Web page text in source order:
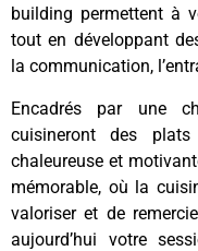
building permettent à
tout en développant
la communication,
Encadrés par une
cuisineront des
chaleureuse et
mémorable, où la
valoriser et de
aujourd’hui votre